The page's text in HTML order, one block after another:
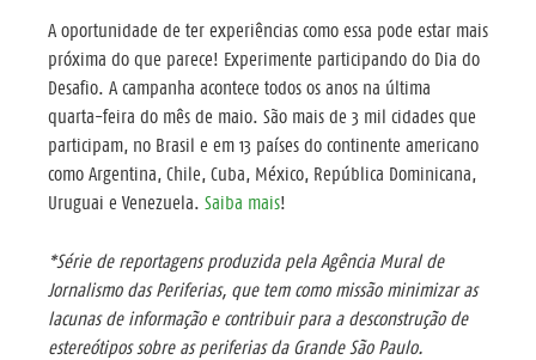
A oportunidade de ter experiências como essa pode estar mais
próxima do que parece! Experimente participando do Dia do
Desafio. A campanha acontece todos os anos na última
quarta-feira do mês de maio. São mais de 3 mil cidades que
participam, no Brasil e em 13 países do continente americano
como Argentina, Chile, Cuba, México, República Dominicana,
Uruguai e Venezuela. Saiba mais!
*Série de reportagens produzida pela Agência Mural de
Jornalismo das Periferias, que tem como missão minimizar as
lacunas de informação e contribuir para a desconstrução de
estereótipos sobre as periferias da Grande São Paulo.